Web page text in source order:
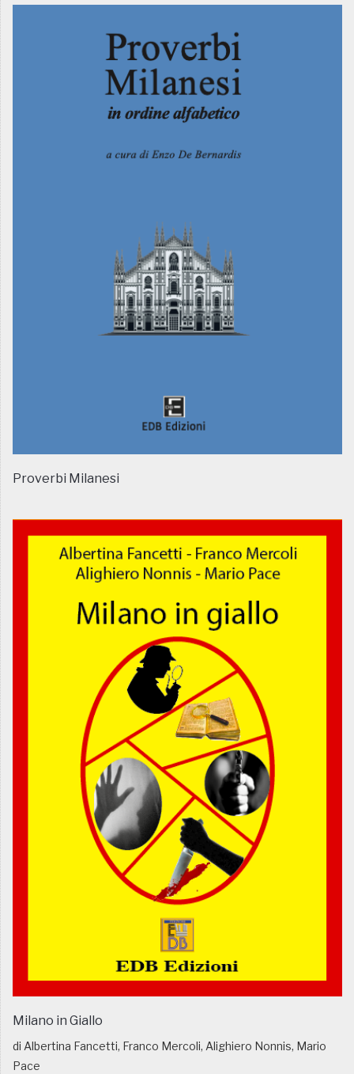
Proverbi Milanesi
Milano in Giallo
di Albertina Fancetti, Franco Mercoli, Alighiero Nonnis, Mario
Pace